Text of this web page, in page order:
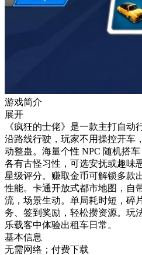
游戏简介
展开
《疯狂的士佬》是一款主打自动
沿路线行驶，玩家不用操控开车
动整蛊。海量个性 NPC 随机搭
各有古怪习性，可选安抚或趣味
星级评分。赚取金币可解锁多款
性能。卡通开放式都市地图，自
流，场景生动。单局耗时短，碎
务、签到奖励，轻松攒资源。玩
乐载客中体验出租车日常。
基本信息
无需网络；付费下载